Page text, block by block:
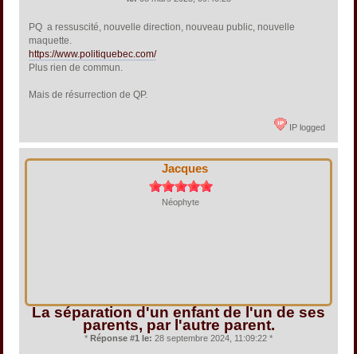
PQ a ressuscité, nouvelle direction, nouveau public, nouvelle
maquette.
https://www.politiquebec.com/
Plus rien de commun.
Mais de résurrection de QP.
IP logged
Jacques
Néophyte
La séparation d'un enfant de l'un de ses
parents, par l'autre parent.
* Réponse #1 le: 28 septembre 2024, 11:09:22 *